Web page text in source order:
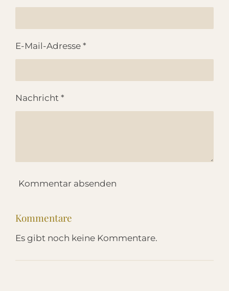
E-Mail-Adresse *
Nachricht *
Kommentar absenden
Kommentare
Es gibt noch keine Kommentare.